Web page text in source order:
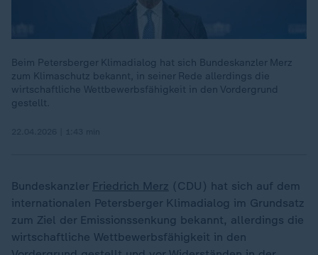
Beim Petersberger Klimadialog hat sich Bundeskanzler Merz
zum Klimaschutz bekannt, in seiner Rede allerdings die
wirtschaftliche Wettbewerbsfähigkeit in den Vordergrund
gestellt.
Bundeskanzler Friedrich Merz (CDU) hat sich auf dem
internationalen Petersberger Klimadialog im Grundsatz
zum Ziel der Emissionssenkung bekannt, allerdings die
wirtschaftliche Wettbewerbsfähigkeit in den